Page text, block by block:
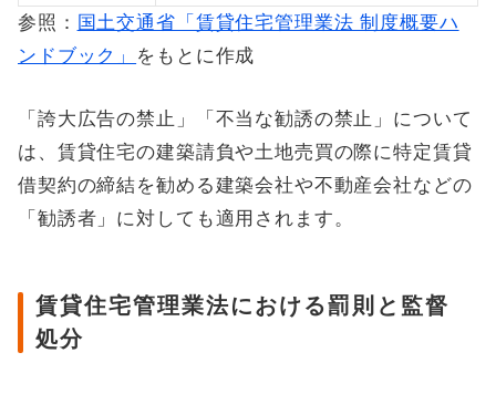
参照： 国土交通省「賃貸住宅管理業法 制度概要ハ
ンドブック」 をもとに作成
「誇大広告の禁止」「不当な勧誘の禁止」について
は、賃貸住宅の建築請負や土地売買の際に特定賃貸
借契約の締結を勧める建築会社や不動産会社などの
「勧誘者」に対しても適用されます。
賃貸住宅管理業法における罰則と監督
処分